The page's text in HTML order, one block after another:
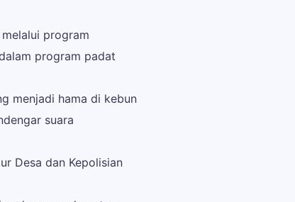
program
program padat
menjadi hama di kebun
suara
Desa dan Kepolisian